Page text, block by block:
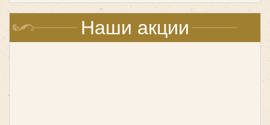
Наши акции
Документы онлайн
— договор и квитанции
формируются автоматически и приходят на